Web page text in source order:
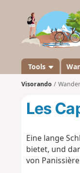
Tools
Visorando
Les
Eine lange
bietet, und
von